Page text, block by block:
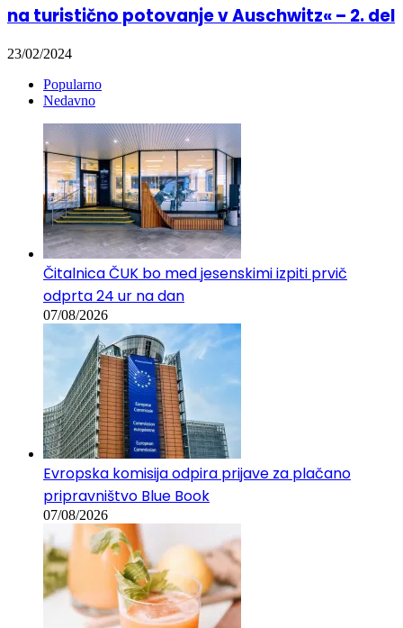
na turistično potovanje v Auschwitz« – 2. del
23/02/2024
Popularno
Nedavno
Čitalnica ČUK bo med jesenskimi izpiti prvič
odprta 24 ur na dan
07/08/2026
Evropska komisija odpira prijave za plačano
pripravništvo Blue Book
07/08/2026